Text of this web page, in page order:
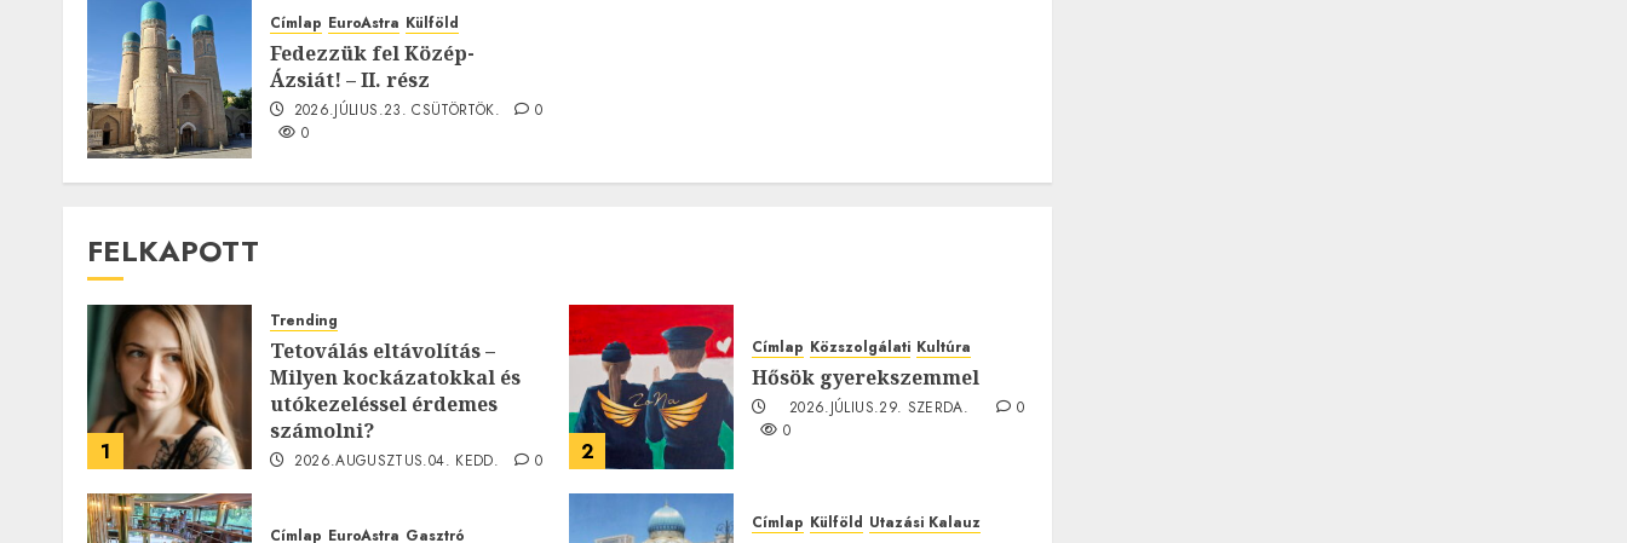
Címlap EuroAstra Külföld
Fedezzük fel Közép-
Ázsiát! – II. rész
2026.JÚLIUS.23. CSÜTÖRTÖK.
0
0
FELKAPOTT
1
Trending
Tetoválás eltávolítás –
Milyen kockázatokkal és
utókezeléssel érdemes
számolni?
2026.AUGUSZTUS.04. KEDD.
0
2
Címlap Közszolgálati Kultúra
Hősök gyerekszemmel
2026.JÚLIUS.29. SZERDA.
0
0
Címlap EuroAstra Gasztró
Címlap Külföld Utazási Kalauz